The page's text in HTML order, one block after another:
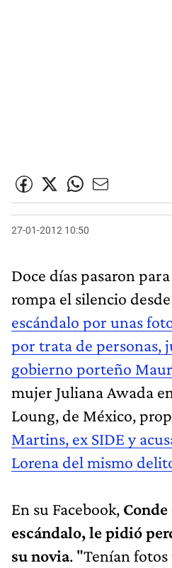
27-01-2012 10:50
Doce días pasaron
rompa el silencio
escándalo por unas
por trata de personas,
gobierno porteño
mujer Juliana Awada
Loung, de México,
Martins, ex SIDE y
Lorena del mismo
En su Facebook,
escándalo, le pidió
su novia. "Tenían fotos